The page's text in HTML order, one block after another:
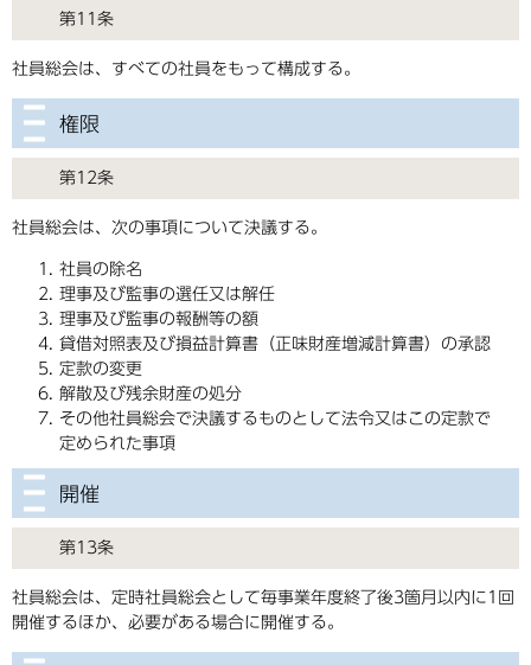
第11条
社員総会は、すべての社員をもって構成する。
権限
第12条
社員総会は、次の事項について決議する。
社員の除名
理事及び監事の選任又は解任
理事及び監事の報酬等の額
貸借対照表及び損益計算書（正味財産増減計算書）の承認
定款の変更
解散及び残余財産の処分
その他社員総会で決議するものとして法令又はこの定款で
定められた事項
開催
第13条
社員総会は、定時社員総会として毎事業年度終了後3箇月以内に1回
開催するほか、必要がある場合に開催する。